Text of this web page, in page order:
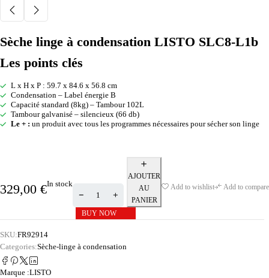
Sèche linge à condensation LISTO SLC8-L1b
Les points clés
L x H x P : 59.7 x 84.6 x 56.8 cm
Condensation – Label énergie B
Capacité standard (8kg) – Tambour 102L
Tambour galvanisé – silencieux (66 db)
Le + : un produit avec tous les programmes nécessaires pour sécher son linge
329,00 €In stock
AJOUTER
AU
PANIER
BUY NOW
Add to wishlist Add to compare
SKU:FR92914
Categories:Sèche-linge à condensation
Marque :LISTO